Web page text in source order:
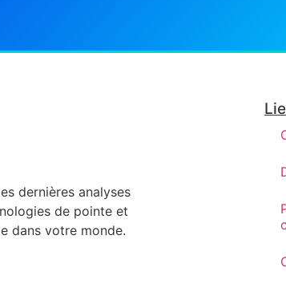
dernières analyses
de pointe et
dans votre monde.